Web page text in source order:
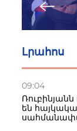
Լրահոս
09:04
են